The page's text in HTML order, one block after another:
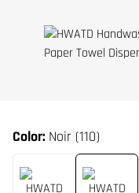
Color: Noir (110)